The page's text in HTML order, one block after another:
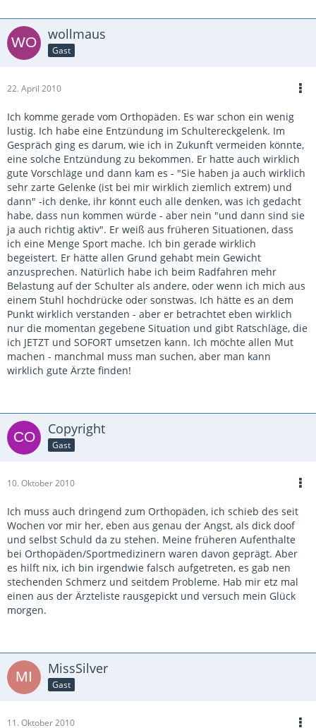
wollmaus
Gast
22. April 2010
Ich komme gerade vom Orthopäden. Es war schon ein wenig
lustig. Ich habe eine Entzündung im Schultereckgelenk. Im
Gespräch ging es darum, wie ich in Zukunft vermeiden könnte,
eine solche Entzündung zu bekommen. Er hatte auch wirklich
gute Vorschläge und dann kam es - "Sie haben ja auch wirklich
sehr zarte Gelenke (ist bei mir wirklich ziemlich extrem) und
dann" -ich denke, ihr könnt euch alle denken, was ich gedacht
habe, dass nun kommen würde - aber nein "und dann sind sie
ja auch richtig aktiv". Er weiß aus früheren Situationen, dass
ich eine Menge Sport mache. Ich bin gerade wirklich
begeistert. Er hätte allen Grund gehabt mein Gewicht
anzusprechen. Natürlich habe ich beim Radfahren mehr
Belastung auf der Schulter als andere, oder wenn ich mich aus
einem Stuhl hochdrücke oder sonstwas. Ich hätte es an dem
Punkt wirklich verstanden - aber er betrachtet eben wirklich
nur die momentan gegebene Situation und gibt Ratschläge, die
ich JETZT und SOFORT umsetzen kann. Ich möchte allen Mut
machen - manchmal muss man suchen, aber man kann
wirklich gute Ärzte finden!
Copyright
Gast
10. Oktober 2010
Ich muss auch dringend zum Orthopäden, ich schieb des seit
Wochen vor mir her, eben aus genau der Angst, als dick doof
und selbst Schuld da zu stehen. Meine früheren Aufenthalte
bei Orthopäden/Sportmedizinern waren davon geprägt. Aber
es hilft nix, ich bin irgendwie falsch aufgetreten, es gab nen
stechenden Schmerz und seitdem Probleme. Hab mir etz mal
einen aus der Ärzteliste rausgepickt und versuch mein Glück
morgen.
MissSilver
Gast
11. Oktober 2010